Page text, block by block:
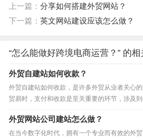
卓越的客户服务是客户忠诚度的关键
沟通，解决他们的问题，提供及时的
8. 遵守法规和税务规定
跨境电商涉及到复杂的法规和税务规
免法律纠纷和罚款。
上一篇： 分享如何搭建外贸网站？
下一篇： 英文网站建设应该怎么做？
“怎么能做好跨境电商运营？” 的
外贸自建站如何收款？
外贸自建站如何收款，是许多外贸从业者关心
贸易时，支付和收款是至关重要的环节，涉及
利进行。本文将为您详细介绍外贸自建站如何
选择合适的支付方式选择合适的支付方式对于外
要。最常见的支付方式包括信用卡支付、
外贸网站公司建站怎么做？
在当今数字化时代，拥有一个专业而有效的外